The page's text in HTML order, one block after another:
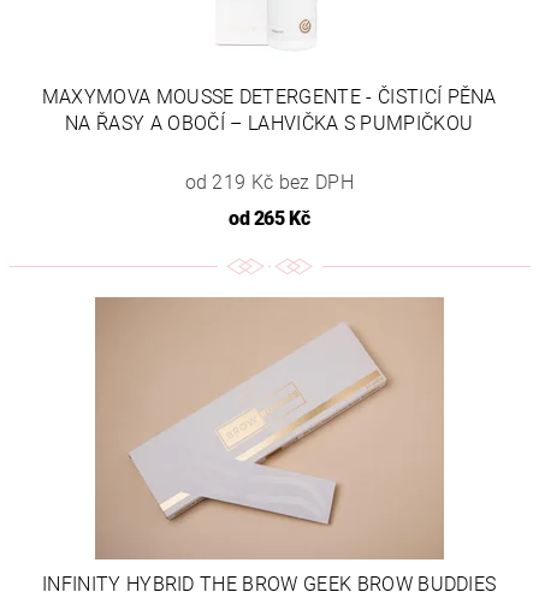
MAXYMOVA MOUSSE DETERGENTE - ČISTICÍ PĚNA
NA ŘASY A OBOČÍ – LAHVIČKA S PUMPIČKOU
od 219 Kč bez DPH
od 265 Kč
INFINITY HYBRID THE BROW GEEK BROW BUDDIES